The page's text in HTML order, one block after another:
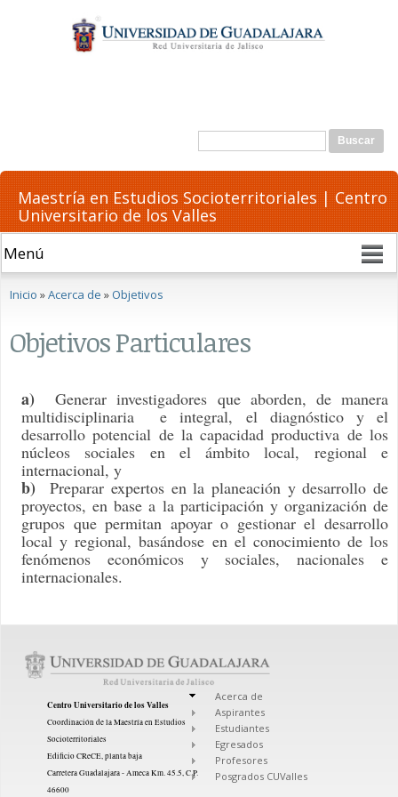
contenido
principal
Formulario de búsqueda
Buscar
Maestría en Estudios Socioterritoriales | Centro
Universitario de los Valles
Se encuentra usted aquí
Inicio »Acerca de »Objetivos
Objetivos Particulares
a)Generar investigadores que aborden, de manera
multidisciplinaria e integral, el diagnóstico y el
desarrollo potencial de la capacidad productiva de los
núcleos sociales en el ámbito local, regional e
internacional, y
b)Preparar expertos en la planeación y desarrollo de
proyectos, en base a la participación y organización de
grupos que permitan apoyar o gestionar el desarrollo
local y regional, basándose en el conocimiento de los
fenómenos económicos y sociales, nacionales e
internacionales.
Centro Universitario de los Valles
Coordinación de la Maestría en Estudios
Socioterritoriales
Edificio CReCE, planta baja
Carretera Guadalajara - Ameca Km. 45.5, C.P.
46600
Acerca de
Aspirantes
Estudiantes
Egresados
Profesores
Posgrados CUValles